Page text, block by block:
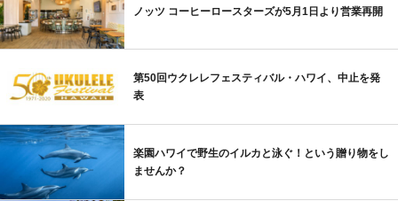
ノッツ コーヒーロースターズが5月1日より営業再開
第50回ウクレレフェスティバル・ハワイ、中止を発
表
楽園ハワイで野生のイルカと泳ぐ！という贈り物をし
ませんか？